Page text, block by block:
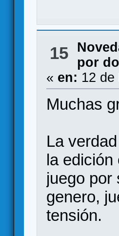
15
por
« en: 12
Muchas
La
la
juego por
genero,
tensión.